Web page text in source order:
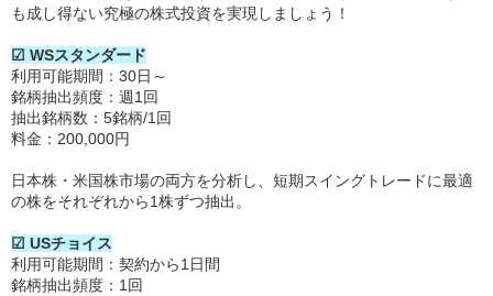
も成し得ない究極の株式投資を実現しましょう！
☑ WSスタンダード
利用可能期間：30日～
銘柄抽出頻度：週1回
抽出銘柄数：5銘柄/1回
料金：200,000円
日本株・米国株市場の両方を分析し、短期スイングトレードに最適
の株をそれぞれから1株ずつ抽出。
☑ USチョイス
利用可能期間：契約から1日間
銘柄抽出頻度：1回